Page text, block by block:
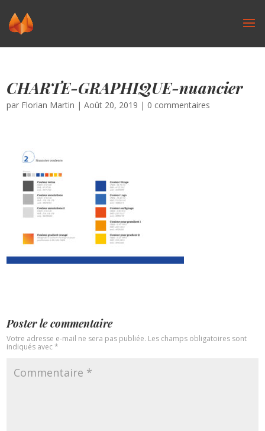
CHARTE-GRAPHIQUE-nuancier
par Florian Martin |Août 20, 2019 | 0 commentaires
Poster le commentaire
Votre adresse e-mail ne sera pas publiée. Les champs obligatoires sont
indiqués avec*